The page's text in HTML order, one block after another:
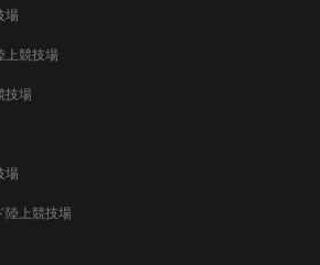
場
上競技場
技場
場
陸上競技場